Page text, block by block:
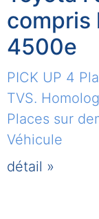
compris
4500e
PICK UP 4
TVS.
Places sur
Véhicule
détail »